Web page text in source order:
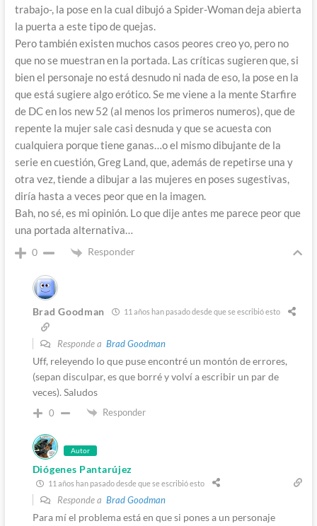
trabajo-, la pose en la cual dibujó a Spider-Woman deja abierta
la puerta a este tipo de quejas.
Pero también existen muchos casos peores creo yo, pero no
que no se muestran en la portada. Las críticas sugieren que, si
bien el personaje no está desnudo ni nada de eso, la pose en la
que está sugiere algo erótico. Se me viene a la mente Starfire
de DC en los new 52 (al menos los primeros numeros), que de
repente la mujer sale casi desnuda y que se acuesta con
cualquiera porque tiene ganas…o el mismo dibujante de la
serie en cuestión, Greg Land, que, además de repetirse una y
otra vez, tiende a dibujar a las mujeres en poses sugestivas,
diría hasta a veces peor que en la imagen.
Bah, no sé, es mi opinión. Lo que dije antes me parece peor que
una portada alternativa…
0 Responder
Brad Goodman 11 años han pasado desde que se escribió esto
Responde a Brad Goodman
Uff, releyendo lo que puse encontré un montón de errores,
(sepan disculpar, es que borré y volví a escribir un par de
veces). Saludos
0 Responder
Autor
Diógenes Pantarújez
11 años han pasado desde que se escribió esto
Responde a Brad Goodman
Para mí el problema está en que si pones a un personaje